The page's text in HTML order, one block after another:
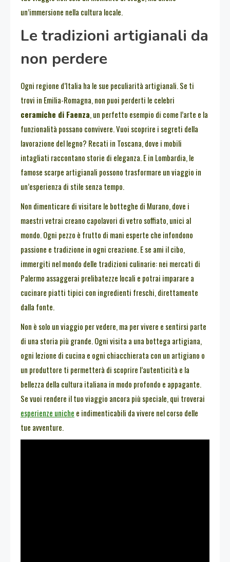
un’immersione nella cultura locale.
Le tradizioni artigianali da
non perdere
Ogni regione d’Italia ha le sue peculiarità artigianali. Se ti
trovi in Emilia-Romagna, non puoi perderti le celebri
ceramiche di Faenza, un perfetto esempio di come l’arte e la
funzionalità possano convivere. Vuoi scoprire i segreti della
lavorazione del legno? Recati in Toscana, dove i mobili
intagliati raccontano storie di eleganza. E in Lombardia, le
famose scarpe artigianali possono trasformare un viaggio in
un’esperienza di stile senza tempo.
Non dimenticare di visitare le botteghe di Murano, dove i
maestri vetrai creano capolavori di vetro soffiato, unici al
mondo. Ogni pezzo è frutto di mani esperte che infondono
passione e tradizione in ogni creazione. E se ami il cibo,
immergiti nel mondo delle tradizioni culinarie: nei mercati di
Palermo assaggerai prelibatezze locali e potrai imparare a
cucinare piatti tipici con ingredienti freschi, direttamente
dalla fonte.
Non è solo un viaggio per vedere, ma per vivere e sentirsi parte
di una storia più grande. Ogni visita a una bottega artigiana,
ogni lezione di cucina e ogni chiacchierata con un artigiano o
un produttore ti permetterà di scoprire l’autenticità e la
bellezza della cultura italiana in modo profondo e appagante.
Se vuoi rendere il tuo viaggio ancora più speciale, qui troverai
esperienze uniche e indimenticabili da vivere nel corso delle
tue avventure.